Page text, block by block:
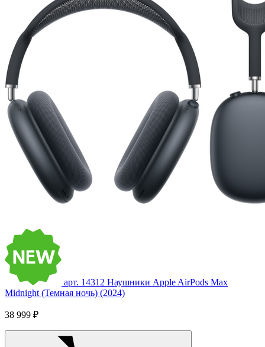
арт. 14312 Наушники Apple AirPods Max
Midnight (Темная ночь) (2024)
38 999 ₽